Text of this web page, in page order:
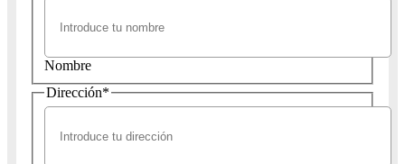
Nombre
Dirección*